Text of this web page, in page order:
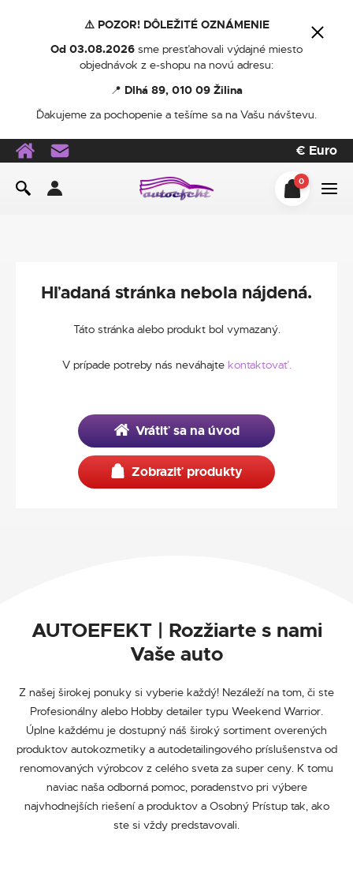
⚠️ POZOR! DÔLEŽITÉ OZNÁMENIE
Od 03.08.2026 sme presťahovali výdajné miesto
objednávok z e-shopu na novú adresu:
📍 Dlhá 89, 010 09 Žilina
Ďakujeme za pochopenie a tešíme sa na Vašu návštevu.
€ Euro
0
Hľadaná stránka nebola nájdená.
Táto stránka alebo produkt bol vymazaný.
V prípade potreby nás neváhajte kontaktovať.
Vrátiť sa na úvod
Zobraziť produkty
AUTOEFEKT | Rozžiarte s nami
Vaše auto
Z našej širokej ponuky si vyberie každý! Nezáleží na tom, či ste
Profesionálny alebo Hobby detailer typu Weekend Warrior.
Úplne každému je dostupný náš široký sortiment overených
produktov autokozmetiky a autodetailingového príslušenstva od
renomovaných výrobcov z celého sveta za super ceny. K tomu
naviac naša odborná pomoc, poradenstvo pri výbere
najvhodnejších riešení a produktov a Osobný Prístup tak, ako
ste si vždy predstavovali.